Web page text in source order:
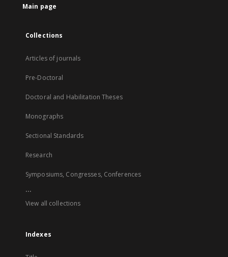
Main page
Collections
Articles of journals
Pre-Doctoral
Doctoral and Habilitation Theses
Monographs
Sectional Standards
Research
Symposiums, Congresses, Conferences
...
View all collections
Indexes